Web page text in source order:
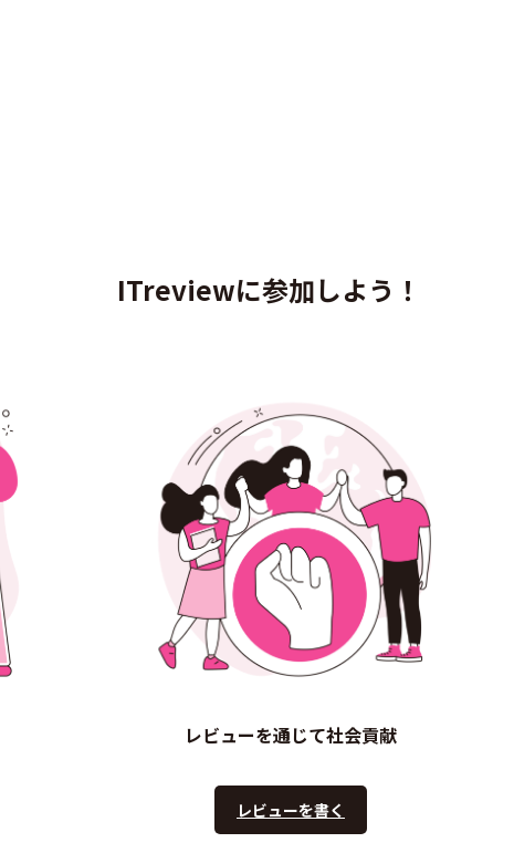
ITreviewに参加しよう！
レビューを通じて社会貢献
レビューを書く